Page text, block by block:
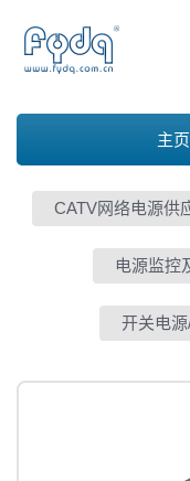
主页
CATV网络电源供
电源监控
开关电